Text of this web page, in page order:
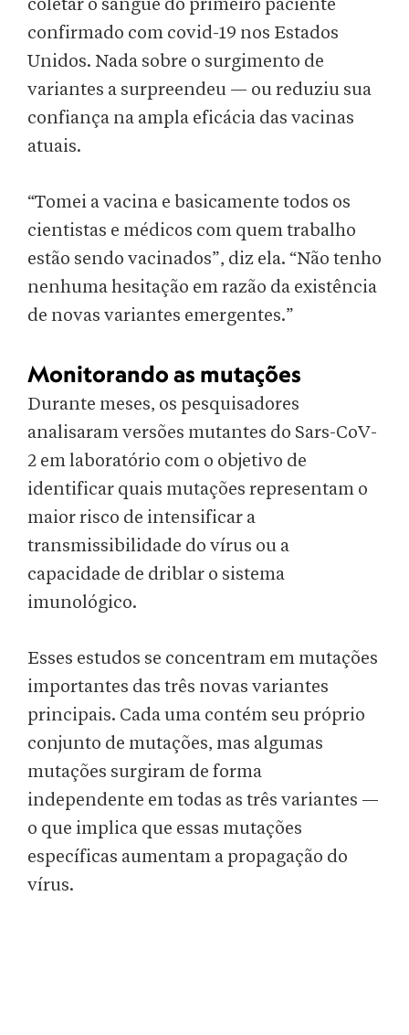
coletar o sangue do primeiro paciente
confirmado com covid-19 nos Estados
Unidos. Nada sobre o surgimento de
variantes a surpreendeu — ou reduziu sua
confiança na ampla eficácia das vacinas
atuais.
“Tomei a vacina e basicamente todos os
cientistas e médicos com quem trabalho
estão sendo vacinados”, diz ela. “Não tenho
nenhuma hesitação em razão da existência
de novas variantes emergentes.”
Monitorando as mutações
Durante meses, os pesquisadores
analisaram versões mutantes do Sars-CoV-
2 em laboratório com o objetivo de
identificar quais mutações representam o
maior risco de intensificar a
transmissibilidade do vírus ou a
capacidade de driblar o sistema
imunológico.
Esses estudos se concentram em mutações
importantes das três novas variantes
principais. Cada uma contém seu próprio
conjunto de mutações, mas algumas
mutações surgiram de forma
independente em todas as três variantes —
o que implica que essas mutações
específicas aumentam a propagação do
vírus.